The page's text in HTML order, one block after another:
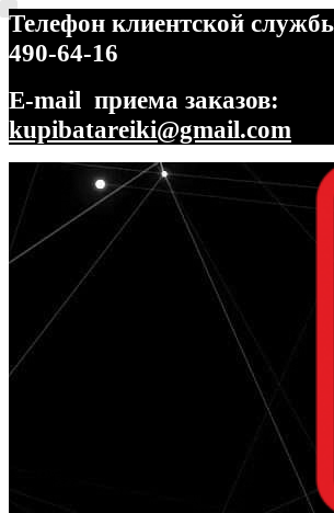
Телефон клиентской
490-64-16
E-mail приема заказов:
kupibatareiki@gmail.com
Перейти
навигации
Перейти
содержимому